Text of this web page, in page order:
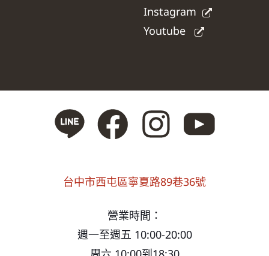
Instagram
Youtube
台中市西屯區寧夏路89巷36號
營業時間：
週一至週五 10:00-20:00